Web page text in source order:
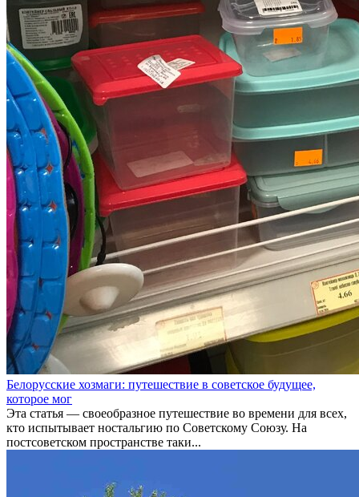
Белорусские хозмаги: путешествие в советское будущее,
которое мог
Эта статья — своеобразное путешествие во времени для всех,
кто испытывает ностальгию по Советскому Союзу. На
постсоветском пространстве таки...